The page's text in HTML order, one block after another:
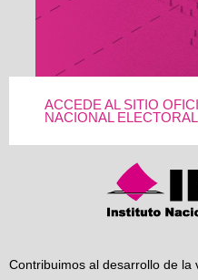
ACCEDE AL SITIO
NACIONAL ELECTORAL
Contribuimos al desarrollo de